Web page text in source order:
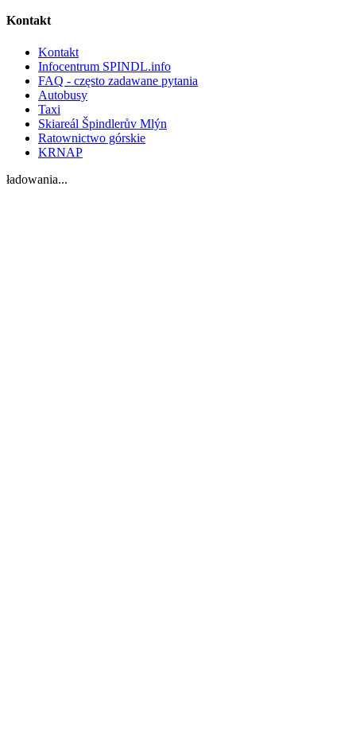
Kontakt
Kontakt
Infocentrum SPINDL.info
FAQ - często zadawane pytania
Autobusy
Taxi
Skiareál Špindlerův Mlýn
Ratownictwo górskie
KRNAP
ładowania...